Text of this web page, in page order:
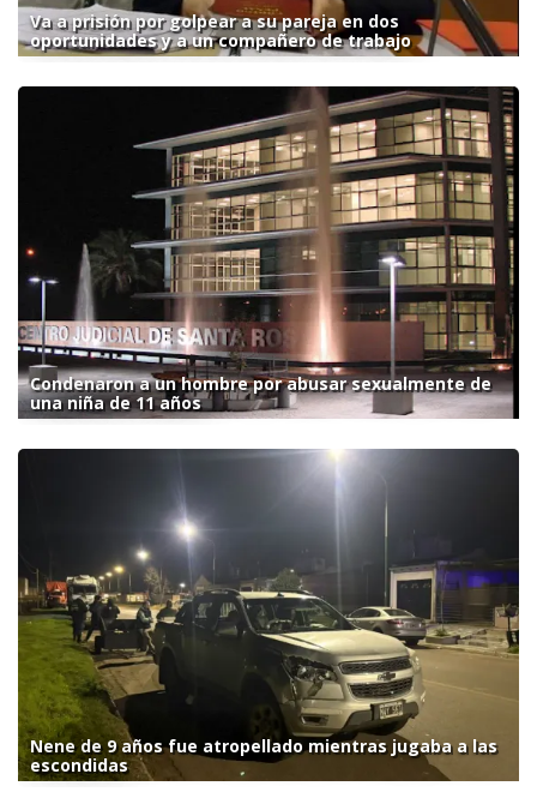
Va a prisión por golpear a su pareja en dos
oportunidades y a un compañero de trabajo
Condenaron a un hombre por abusar sexualmente de
una niña de 11 años
Nene de 9 años fue atropellado mientras jugaba a las
escondidas